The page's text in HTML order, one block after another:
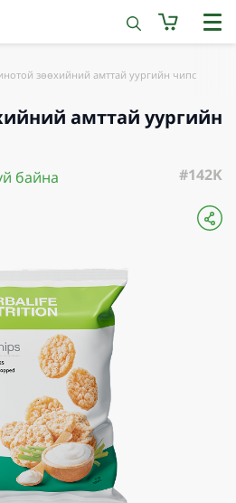
зөөхийний амттай уургийн чипс
амттай уургийн
байна #142K